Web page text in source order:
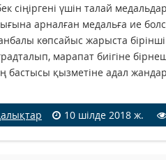
сіңіргені үшін талай
арналған медальға ие
көпсайыс жарыста
марапат биігіне
бастысы қызметіне адал
10 шілде 2018 ж.